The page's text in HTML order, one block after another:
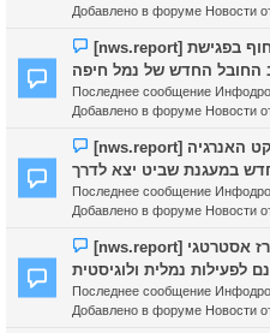
с
о
о
б
щ
н
и
е
Добавлено в форуме Новости
Н
о
с
о
о
б
щ
н
и
е
[nws.report] בצל הלחימה: כבאות והצלה מחוז חוף בפגישת
החובל החדש של נמל חיפה
Последнее сообщение
Добавлено в форуме Новости
Н
о
с
о
о
б
щ
[nws.report] חשמל ירוק בלב מפרץ חיפה: פרויקט האנרגיה
במעגנת שביט יצא לדרך
Последнее сообщение
Добавлено в форуме Новости
Н
о
[nws.report] חברת נמלי ישראל מפרסמת מכרז אסטרטגי
Последнее сообщение
Добавлено в форуме Новости